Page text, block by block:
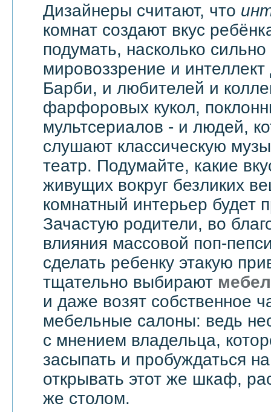
Дизайнеры считают, что
комнат создают вкус
подумать, насколько сильно
мировоззрение и
Барби, и любителей и
фарфоровых кукол,
мультсериалов - и людей,
слушают классическую
театр. Подумайте, какие
живущих вокруг безликих
комнатный интерьер будет
Зачастую родители, во
влияния массовой поп-
сделать ребенку этакую
тщательно выбирают
и даже возят собственное
мебельные салоны: ведь
с мнением владельца,
засыпать и пробуждаться
открывать этот же шкаф,
же столом.